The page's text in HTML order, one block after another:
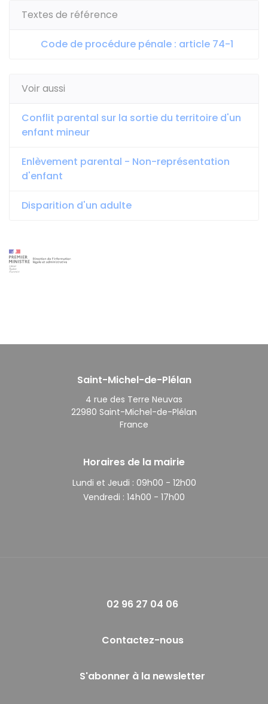
Textes de référence
Code de procédure pénale : article 74-1
Voir aussi
Conflit parental sur la sortie du territoire d'un
enfant mineur
Enlèvement parental - Non-représentation
d'enfant
Disparition d'un adulte
Saint-Michel-de-Plélan
4 rue des Terre Neuvas
22980 Saint-Michel-de-Plélan
France
Horaires de la mairie
Lundi et Jeudi : 09h00 - 12h00
Vendredi : 14h00 - 17h00
02 96 27 04 06
Contactez-nous
S'abonner à la newsletter